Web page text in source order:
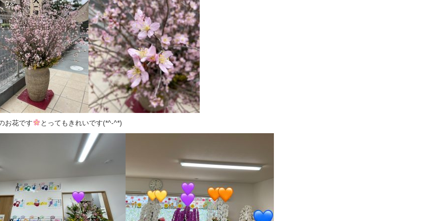
お花です とってもきれいです(*^-^*)